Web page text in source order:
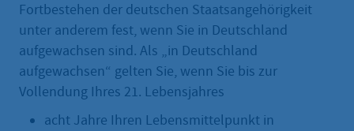
Fortbestehen der deutschen Staatsangehörigkeit
unter anderem fest, wenn Sie in Deutschland
aufgewachsen sind. Als „in Deutschland
aufgewachsen“ gelten Sie, wenn Sie bis zur
Vollendung Ihres 21. Lebensjahres
acht Jahre Ihren Lebensmittelpunkt in